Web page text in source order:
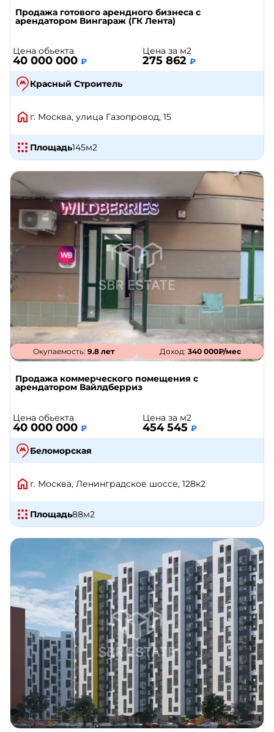
Продажа готового арендного бизнеса с
арендатором Вингараж (ГК Лента)
Цена обьекта
40 000 000 ₽
Цена за м2
275 862 ₽
Красный Строитель
г. Москва, улица Газопровод, 15
Площадь145м2
Окупаемость: 9.8 лет Доход:340 000₽/мес
Продажа коммерческого помещения с
арендатором Вайлдберриз
Цена обьекта
40 000 000 ₽
Цена за м2
454 545 ₽
Беломорская
г. Москва, Ленинградское шоссе, 128к2
Площадь88м2